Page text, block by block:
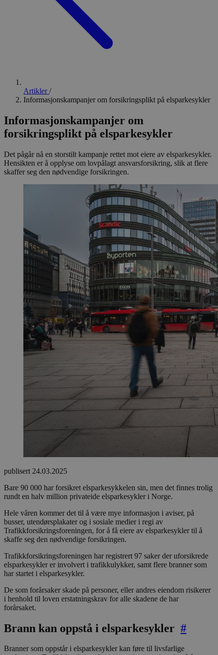
Artikler/
Informasjonskampanjer om forsikringsplikt på elsparkesykler
Informasjonskampanjer om
forsikringsplikt på elsparkesykler
Det pågår nå en storstilt kampanje rettet mot eiere av elsparkesykler.
Hensikten er å opplyse om lovpålagt ansvarsforsikring, slik at flere
skaffer seg den nødvendige forsikringen.
publisert 24.03.2025
Bare 90 000 har forsikret elsparkesykkelen sin, men det finnes trolig
rundt en halv million privateide elsparkesykler i Norge.
Hele våren kommer det til å være mye informasjon i aviser, på
busser, utendørsplakater og i sosiale medier i regi av
Trafikkforsikringsforeningen, for å få eiere av elsparkesykler til å
skaffe seg den nødvendige forsikringen.
Trafikkforsikringsforeningen har registrert 97 saker der uforsikrede
elsparkesykler er involvert i trafikkulykker, samt flere branner som
har startet i elsparkesykler.
De som forårsaker skade på personer, eller andres eiendom risikerer
i henhold til loven erstatningskrav for alle skadene de har
forårsaket.
Brann kan oppstå i elsparkesykler #
Branner som oppstår i elsparkesykler kan føre til livsfarlige